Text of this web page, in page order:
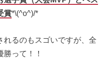
賞*\(^o^)/*
れるのもスゴいですが、全
って！！